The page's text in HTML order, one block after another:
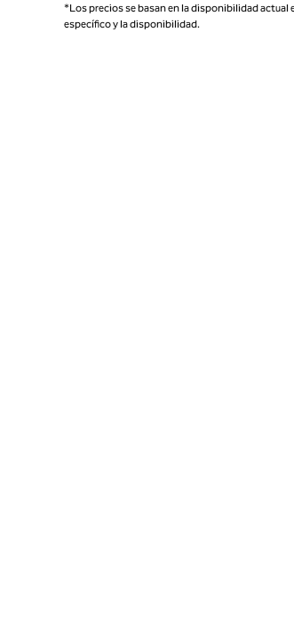
*Los precios se basan en la disponibilidad actual
específico y la disponibilidad.